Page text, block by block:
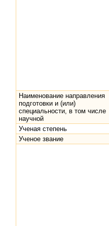
Наименование направления
подготовки и (или)
специальности, в том числе
научной
Ученая степень
Ученое звание